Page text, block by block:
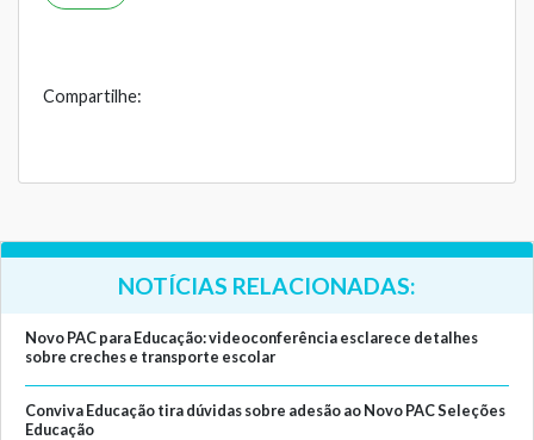
Compartilhe:
NOTÍCIAS RELACIONADAS:
Novo PAC para Educação: videoconferência esclarece detalhes
sobre creches e transporte escolar
Conviva Educação tira dúvidas sobre adesão ao Novo PAC Seleções
Educação